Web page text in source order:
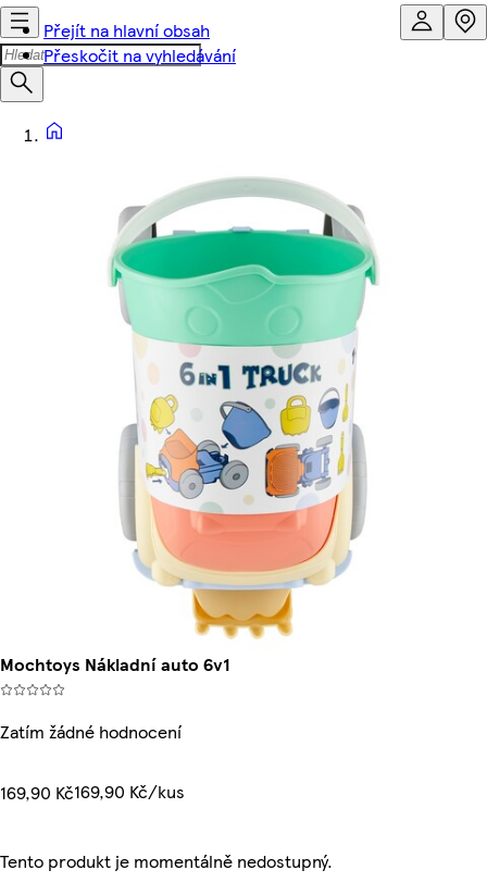
Přejít na hlavní obsah
Přeskočit na vyhledávání
Mochtoys Nákladní auto 6v1
Zatím žádné hodnocení
169,90 Kč169,90 Kč/kus
Tento produkt je momentálně nedostupný.